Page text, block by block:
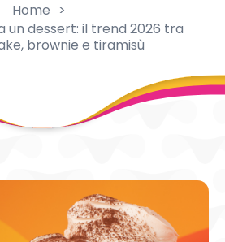
Home >
un dessert: il trend 2026 tra
brownie e tiramisù